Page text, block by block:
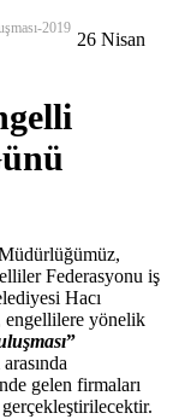
2019
26 Nisan
Federasyonu iş
Hacı
yönelik
”
gelen firmaları